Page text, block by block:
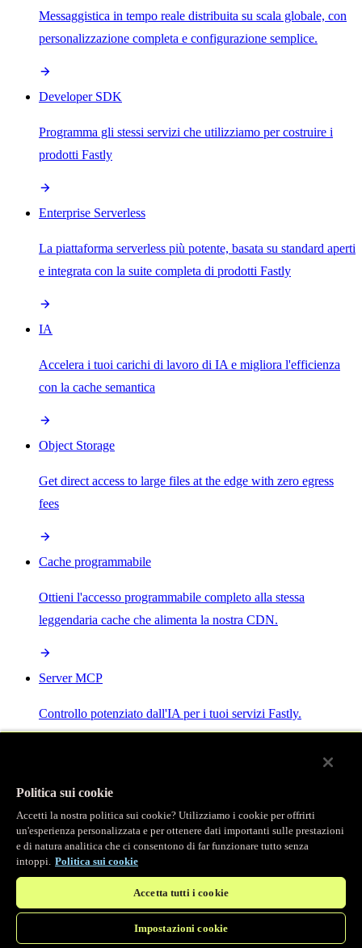
Messaggistica in tempo reale distribuita su scala globale, con
personalizzazione completa e configurazione semplice.
Developer SDK
Programma gli stessi servizi che utilizziamo per costruire i
prodotti Fastly
Enterprise Serverless
La piattaforma serverless più potente, basata su standard aperti
e integrata con la suite completa di prodotti Fastly
IA
Accelera i tuoi carichi di lavoro di IA e migliora l'efficienza
con la cache semantica
Object Storage
Get direct access to large files at the edge with zero egress
fees
Cache programmabile
Ottieni l'accesso programmabile completo alla stessa
leggendaria cache che alimenta la nostra CDN.
Server MCP
Controllo potenziato dall'IA per i tuoi servizi Fastly.
Main menu
/ Prodotti
Osservabilità
Logging in tempo reale
Politica sui cookie
Accetti la nostra politica sui cookie? Utilizziamo i cookie per offrirti
un'esperienza personalizzata e per ottenere dati importanti sulle prestazioni
e di natura analitica che ci consentono di far funzionare tutto senza
intoppi. Politica sui cookie
Accetta tutti i cookie
Impostazioni cookie